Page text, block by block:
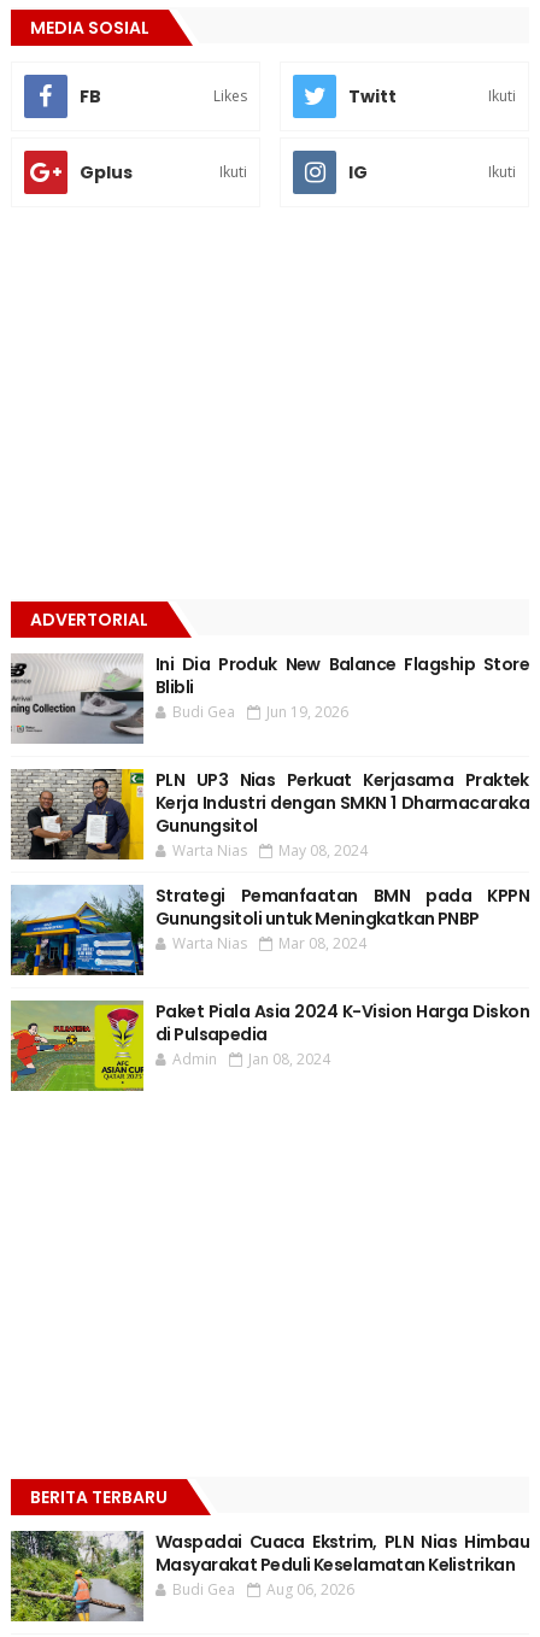
MEDIA SOSIAL
FB Likes Twitt Ikuti
Gplus Ikuti IG Ikuti
ADVERTORIAL
Ini Dia Produk New Balance Flagship Store
Blibli
Budi Gea Jun 19, 2026
PLN UP3 Nias Perkuat Kerjasama Praktek
Kerja Industri dengan SMKN 1 Dharmacaraka
Gunungsitol
Warta Nias May 08, 2024
Strategi Pemanfaatan BMN pada KPPN
Gunungsitoli untuk Meningkatkan PNBP
Warta Nias Mar 08, 2024
Paket Piala Asia 2024 K-Vision Harga Diskon
di Pulsapedia
Admin Jan 08, 2024
BERITA TERBARU
Waspadai Cuaca Ekstrim, PLN Nias Himbau
Masyarakat Peduli Keselamatan Kelistrikan
Budi Gea Aug 06, 2026